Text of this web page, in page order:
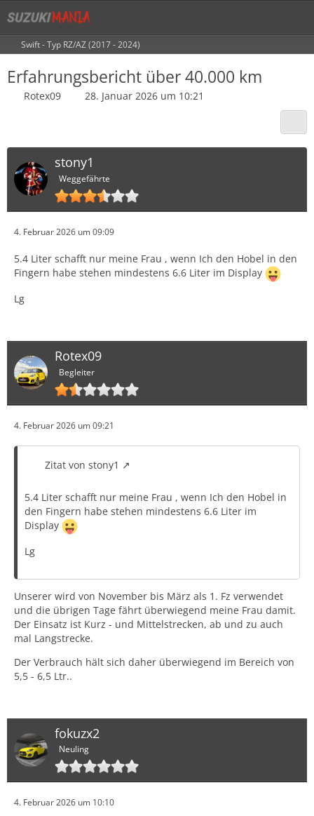
Swift - Typ RZ/AZ (2017 - 2024)
Erfahrungsbericht über 40.000 km
Rotex09 28. Januar 2026 um 10:21
stony1
Weggefährte
4. Februar 2026 um 09:09
5.4 Liter schafft nur meine Frau , wenn Ich den Hobel in den
Fingern habe stehen mindestens 6.6 Liter im Display
Lg
Rotex09
Begleiter
4. Februar 2026 um 09:21
Zitat von stony1
5.4 Liter schafft nur meine Frau , wenn Ich den Hobel in
den Fingern habe stehen mindestens 6.6 Liter im
Display
Lg
Unserer wird von November bis März als 1. Fz verwendet
und die übrigen Tage fährt überwiegend meine Frau damit.
Der Einsatz ist Kurz - und Mittelstrecken, ab und zu auch
mal Langstrecke.
Der Verbrauch hält sich daher überwiegend im Bereich von
5,5 - 6,5 Ltr..
fokuzx2
Neuling
4. Februar 2026 um 10:10